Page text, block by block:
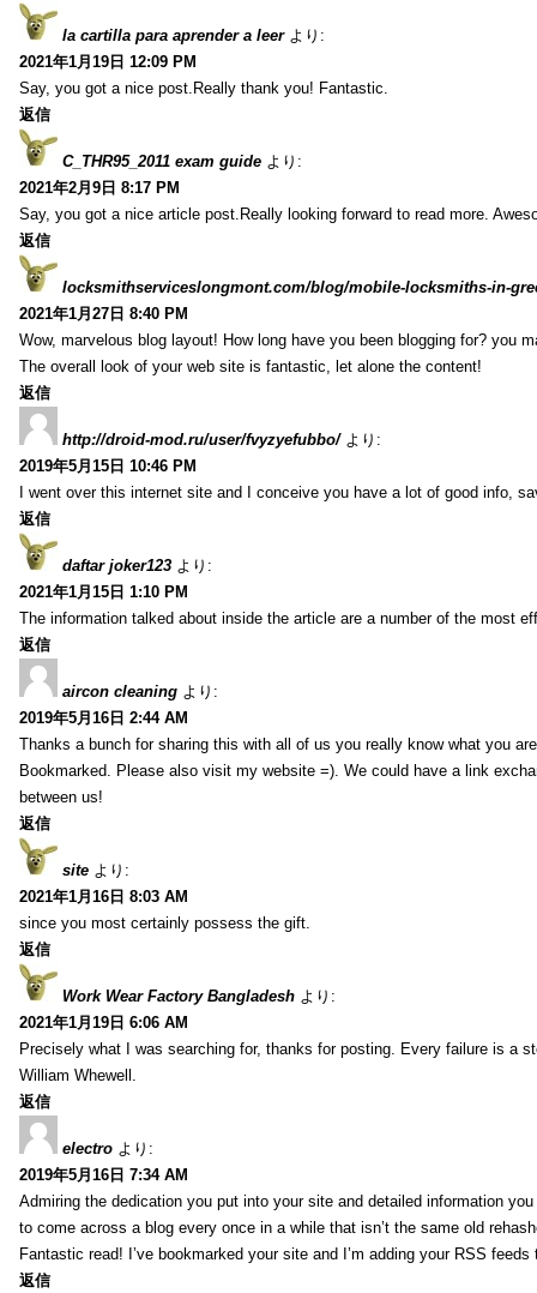
la cartilla para aprender a leer より:
2021年1月19日 12:09 PM
Say, you got a nice post.Really thank you! Fantastic.
返信
C_THR95_2011 exam guide より:
2021年2月9日 8:17 PM
Say, you got a nice article post.Really looking forward to read more.
返信
locksmithserviceslongmont.com/blog/mobile-locksmiths-in-
2021年1月27日 8:40 PM
Wow, marvelous blog layout! How long have you been blogging for? you
The overall look of your web site is fantastic, let alone the content!
返信
http://droid-mod.ru/user/fvyzyefubbo/ より:
2019年5月15日 10:46 PM
I went over this internet site and I conceive you have a lot of good info,
返信
daftar joker123 より:
2021年1月15日 1:10 PM
The information talked about inside the article are a number of the most
返信
aircon cleaning より:
2019年5月16日 2:44 AM
Thanks a bunch for sharing this with all of us you really know what you
Bookmarked. Please also visit my website =). We could have a link
between us!
返信
site より:
2021年1月16日 8:03 AM
since you most certainly possess the gift.
返信
Work Wear Factory Bangladesh より:
2021年1月19日 6:06 AM
Precisely what I was searching for, thanks for posting. Every failure is a
William Whewell.
返信
electro より:
2019年5月16日 7:34 AM
Admiring the dedication you put into your site and detailed information you
to come across a blog every once in a while that isn’t the same old
Fantastic read! I’ve bookmarked your site and I’m adding your RSS
返信